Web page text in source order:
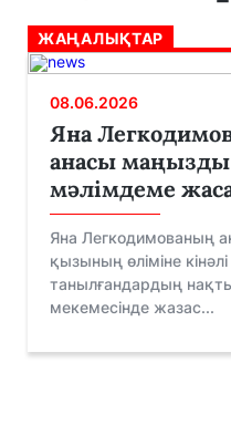
ЖАҢАЛЫҚТАР
08.06.2026
Яна
анасы маңызды
мәлімдеме
Яна Легкодимованың
қызының өліміне
танылғандардың
мекемесінде жазас...